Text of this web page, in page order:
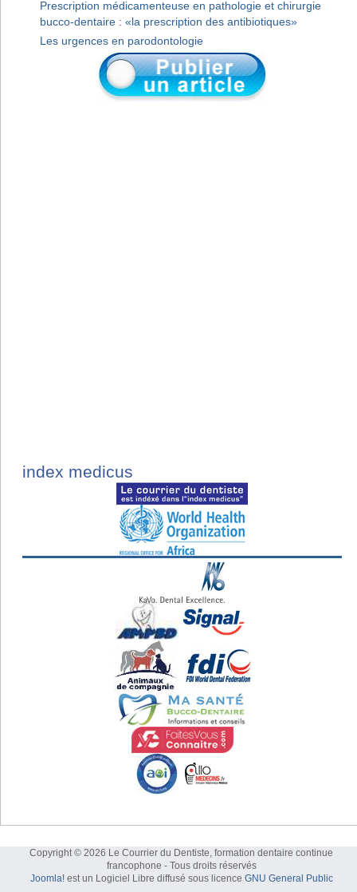
Prescription médicamenteuse en pathologie et chirurgie
bucco-dentaire : «la prescription des antibiotiques»
Les urgences en parodontologie
index medicus
Copyright © 2026 Le Courrier du Dentiste, formation dentaire continue
francophone - Tous droits réservés
Joomla!est un Logiciel Libre diffusé sous licence GNU General Public